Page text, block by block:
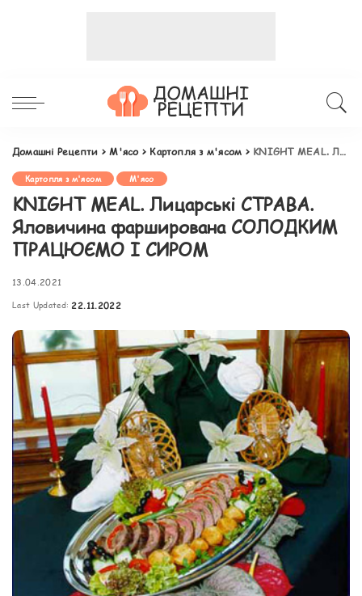
Домашні Рецепти >М'ясо> Картопля з м'ясом > KNIGHT MEAL. Лицарські СТРАВА. Яловичина фарширована СОЛОДКИМ ПРАЦЮЄМО І СИРОМ
Картопля з м'ясом М'ясо
KNIGHT MEAL. Лицарські СТРАВА.
Яловичина фарширована СОЛОДКИМ
ПРАЦЮЄМО І СИРОМ
13.04.2021
Last Updated: 22.11.2022